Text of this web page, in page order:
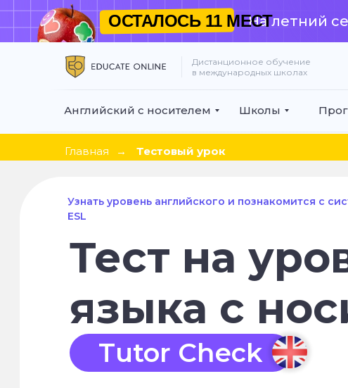
На летний
ОСТАЛОСЬ 11 МЕСТ
Английский с носителем Школы
Дистанционное обучение
в международных школах
Главная → Тестовый урок
Тест на
языка с
Узнать уровень английского и познакомится с
ESL
Tutor Check